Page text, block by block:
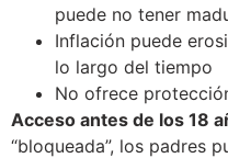
puede no tener
Inflación puede
lo largo del tiempo
No ofrece
Acceso antes de los 18
“bloqueada”, los padres